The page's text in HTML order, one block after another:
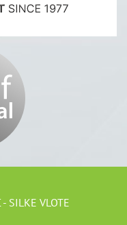
SILKE VLOTE